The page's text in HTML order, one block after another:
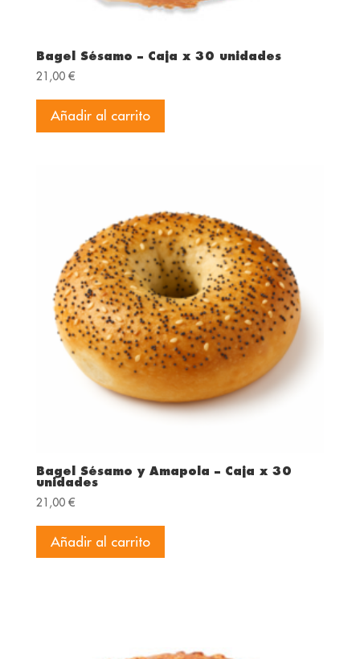
Bagel Sésamo – Caja x 30 unidades
21,00 €
Añadir al carrito
Bagel Sésamo y Amapola – Caja x 30
unidades
21,00 €
Añadir al carrito